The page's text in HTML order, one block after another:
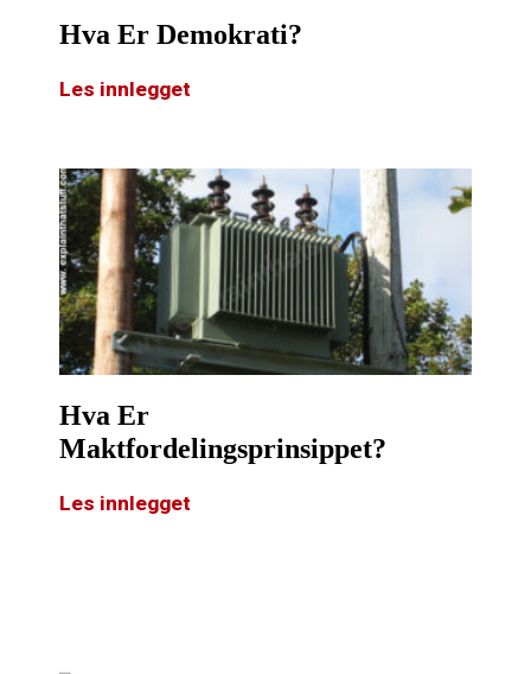
Hva Er Demokrati?
Les innlegget
Hva Er
Maktfordelingsprinsippet?
Les innlegget